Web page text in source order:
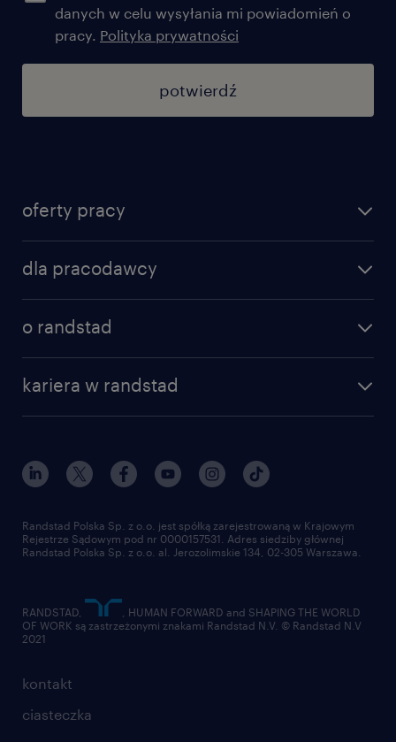
danych w celu wysyłania mi powiadomień o
pracy. Polityka prywatności
potwierdź
oferty pracy
specjalizacje
praca w amazon
dla pracodawcy
o randstad
dla mediów
dla dostawców
kariera w randstad
nasz świat
pracuj w randstad
złóż CV
kontakt
ciasteczka
Randstad Polska Sp. z o.o. jest spółką zarejestrowaną w Krajowym
Rejestrze Sądowym pod nr 0000157531. Adres siedziby głównej
Randstad Polska Sp. z o.o. al. Jerozolimskie 134, 02-305 Warszawa.
RANDSTAD,
, HUMAN FORWARD and SHAPING THE WORLD
OF WORK są zastrzeżonymi znakami Randstad N.V. © Randstad N.V
2021